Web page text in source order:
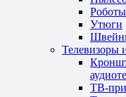
Утюги
Телевизоры
ТВ-